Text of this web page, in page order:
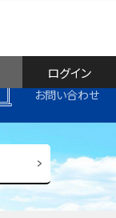
お問い合わせ
ログイン